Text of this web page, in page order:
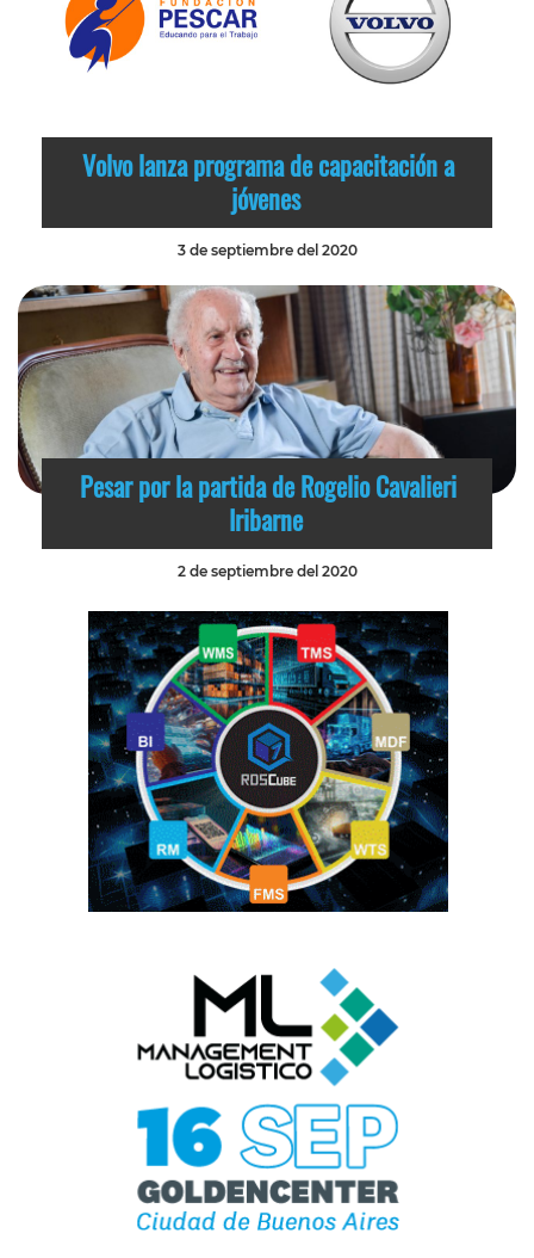
Volvo lanza programa de capacitación a
jóvenes
3 de septiembre del 2020
Pesar por la partida de Rogelio Cavalieri
Iribarne
2 de septiembre del 2020